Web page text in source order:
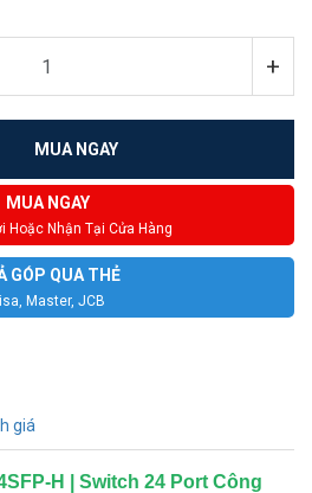
+
MUA NGAY
MUA NGAY
Hoặc Nhận Tại Cửa Hàng
GÓP QUA THẺ
Master, JCB
giá
H | Switch 24 Port Công